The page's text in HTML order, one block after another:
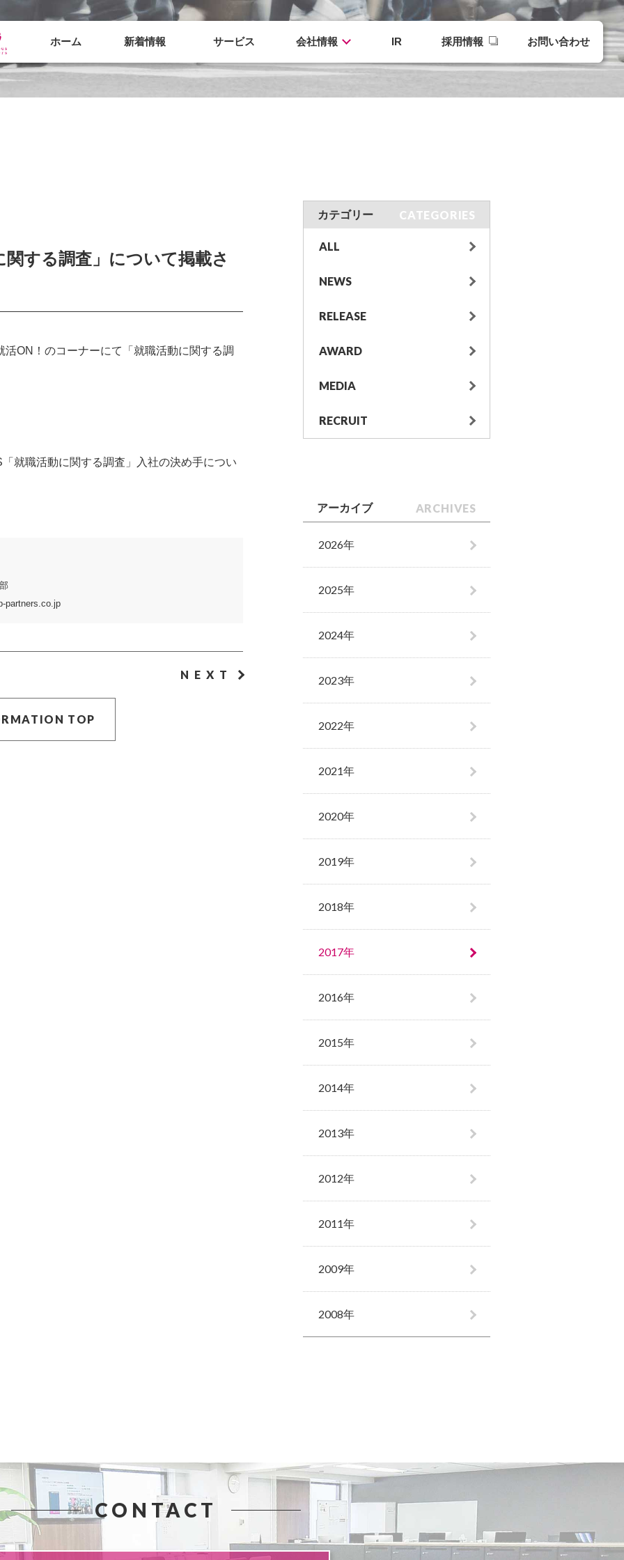
ホーム 新着情報 サービス 会社情報 IR 採用情報 お問い合わせ
する調査」について掲載さ
ON！のコーナーにて「就職活動に関する調
就職活動に関する調査」入社の決め手につい
partners.co.jp
NEXT
TOP
カテゴリー CATEGORIES
ALL
NEWS
RELEASE
AWARD
MEDIA
RECRUIT
アーカイブ ARCHIVES
2026年
2025年
2024年
2023年
2022年
2021年
2020年
2019年
2018年
2017年
2016年
2015年
2014年
2013年
2012年
2011年
2009年
2008年
CONTACT